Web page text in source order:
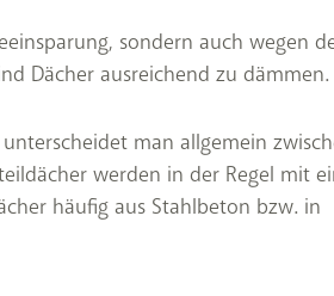
sondern auch wegen
Dächer ausreichend zu dämmen.
man allgemein
werden in der Regel mit
häufig aus Stahlbeton bzw. in